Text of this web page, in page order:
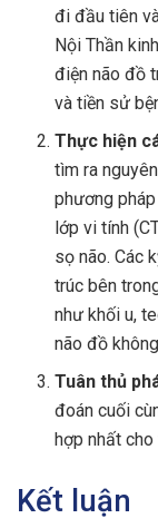
đi đầu tiên
Nội Thần
điện não đồ
và tiền sử
Thực hiện
tìm ra
phương
lớp vi tính
sọ não. Các
trúc bên
như khối u,
não đồ
Tuân thủ
đoán cuối
hợp nhất
Kết luận